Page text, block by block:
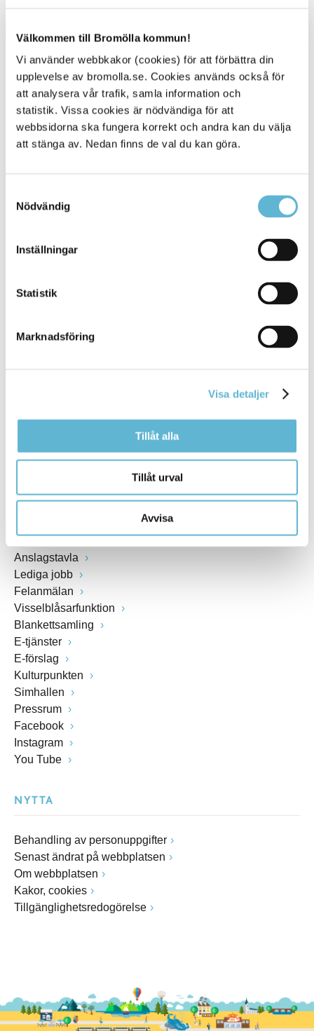
Välkommen till Bromölla kommun!
Vi använder webbkakor (cookies) för att förbättra din
upplevelse av bromolla.se. Cookies används också för
att analysera vår trafik, samla information och
statistik. Vissa cookies är nödvändiga för att
webbsidorna ska fungera korrekt och andra kan du välja
att stänga av. Nedan finns de val du kan göra.
Nödvändig
Inställningar
Statistik
Marknadsföring
Visa detaljer
Tillåt alla
Tillåt urval
Avvisa
Kommentera
Skriv ut
Kommunhuset, Storgatan 48
E-post
Org.nr: 212000-0894
SNABBVAL
Anslagstavla
Lediga jobb
Felanmälan
Visselblåsarfunktion
Blankettsamling
E-tjänster
E-förslag
Kulturpunkten
Simhallen
Pressrum
Facebook
Instagram
You Tube
NYTTA
Behandling av personuppgifter
Senast ändrat på webbplatsen
Om webbplatsen
Kakor, cookies
Tillgänglighetsredogörelse